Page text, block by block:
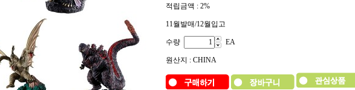
적립금액 : 2%
11월발매/12월입고
수량 EA
원산지 : CHINA